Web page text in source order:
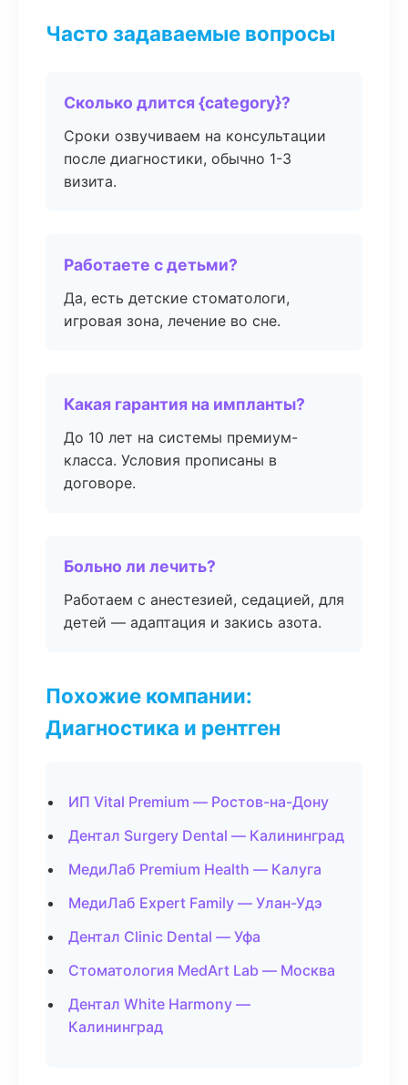
Часто задаваемые вопросы
Сколько длится {category}?
Сроки озвучиваем на консультации
после диагностики, обычно 1-3
визита.
Работаете с детьми?
Да, есть детские стоматологи,
игровая зона, лечение во сне.
Какая гарантия на импланты?
До 10 лет на системы премиум-
класса. Условия прописаны в
договоре.
Больно ли лечить?
Работаем с анестезией, седацией, для
детей — адаптация и закись азота.
Похожие компании:
Диагностика и рентген
ИП Vital Premium — Ростов-на-Дону
Дентал Surgery Dental — Калининград
МедиЛаб Premium Health — Калуга
МедиЛаб Expert Family — Улан-Удэ
Дентал Clinic Dental — Уфа
Стоматология MedArt Lab — Москва
Дентал White Harmony —
Калининград